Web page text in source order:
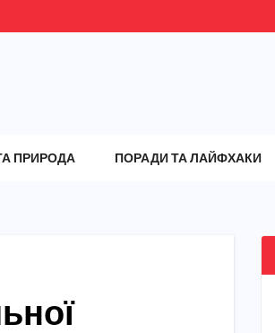
ПРИРОДА ПОРАДИ ТА ЛАЙФХАКИ